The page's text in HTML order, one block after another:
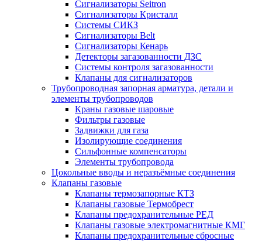
Сигнализаторы Seitron
Сигнализаторы Кристалл
Системы СИКЗ
Сигнализаторы Belt
Сигнализаторы Кенарь
Детекторы загазованности ДЗС
Системы контроля загазованности
Клапаны для сигнализаторов
Трубопроводная запорная арматура, детали и
элементы трубопроводов
Краны газовые шаровые
Фильтры газовые
Задвижки для газа
Изолирующие соединения
Сильфонные компенсаторы
Элементы трубопровода
Цокольные вводы и неразъёмные соединения
Клапаны газовые
Клапаны термозапорные КТЗ
Клапаны газовые Термобрест
Клапаны предохранительные РЕД
Клапаны газовые электромагнитные КМГ
Клапаны предохранительные сбросные